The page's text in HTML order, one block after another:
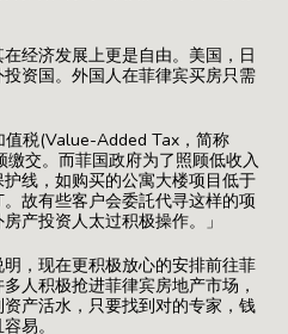
经济发展上更是自由。美国，日
资国。外国人在菲律宾买房只需
值税(Value-Added Tax，简称
交。而菲国政府为了照顾低收入
线，如购买的公寓大楼项目低于
故有些客户会委託代寻这样的项
产投资人太过积极操作。」
，现在更积极放心的安排前往菲
人积极抢进菲律宾房地产市场，
产活水，只要找到对的专家，钱
易。